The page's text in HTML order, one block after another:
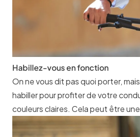
Habillez-vous en fonction
On ne vous dit pas quoi porter,
habiller pour profiter de votre
couleurs claires. Cela peut être